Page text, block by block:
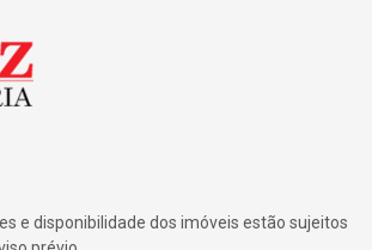
e disponibilidade dos imóveis estão sujeitos